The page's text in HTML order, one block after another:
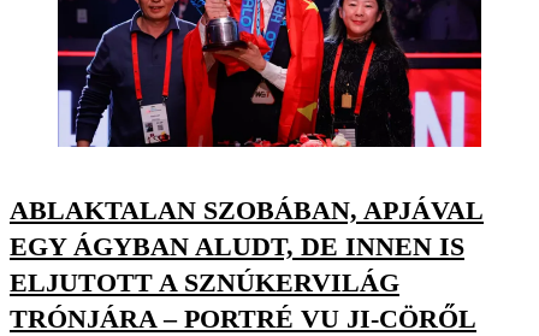
ABLAKTALAN SZOBÁBAN, APJÁVAL
EGY ÁGYBAN ALUDT, DE INNEN IS
ELJUTOTT A SZNÚKERVILÁG
TRÓNJÁRA – PORTRÉ VU JI-CÖRŐL